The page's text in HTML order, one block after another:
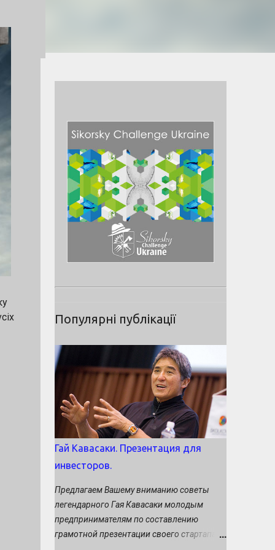
Популярні публікації
Гай Кавасаки. Презентация для
инвесторов.
Предлагаем Вашему вниманию советы
легендарного Гая Кавасаки молодым
предпринимателям по составлению
грамотной презентации своего стартапа